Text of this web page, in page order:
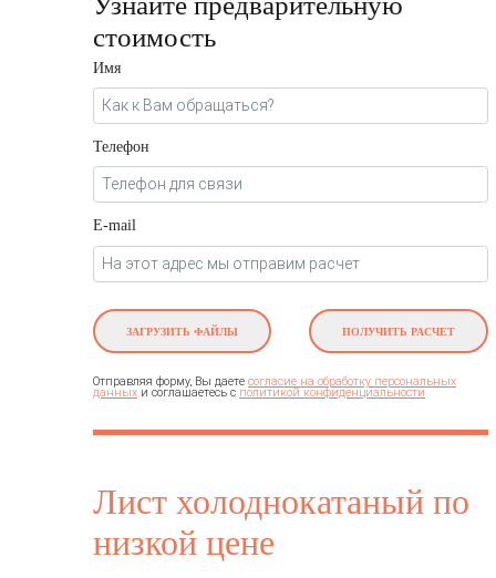
стоимость
Имя
Телефон
E-mail
ЗАГРУЗИТЬ ФАЙЛЫ ПОЛУЧИТЬ РАСЧЕТ
Отправляя форму, Вы даете согласие на обработку персональных
данных и соглашаетесь c политикой конфиденциальности
Лист холоднокатаный по
низкой цене